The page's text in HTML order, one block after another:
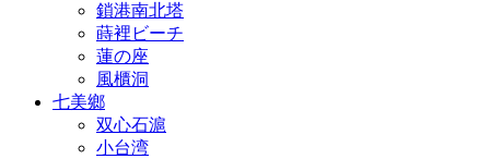
鎖港南北塔
蒔裡ビーチ
蓮の座
風櫃洞
七美鄉
双心石滬
小台湾